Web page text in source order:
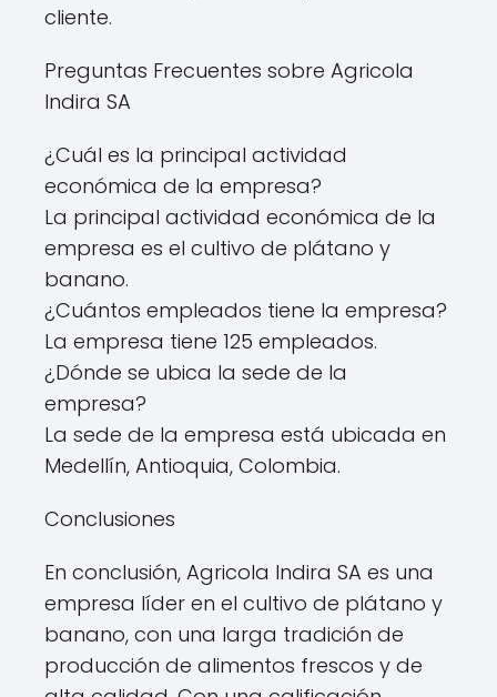
cliente.
Preguntas Frecuentes sobre Agricola
Indira SA
¿Cuál es la principal actividad
económica de la empresa?
La principal actividad económica de la
empresa es el cultivo de plátano y
banano.
¿Cuántos empleados tiene la empresa?
La empresa tiene 125 empleados.
¿Dónde se ubica la sede de la
empresa?
La sede de la empresa está ubicada en
Medellín, Antioquia, Colombia.
Conclusiones
En conclusión, Agricola Indira SA es una
empresa líder en el cultivo de plátano y
banano, con una larga tradición de
producción de alimentos frescos y de